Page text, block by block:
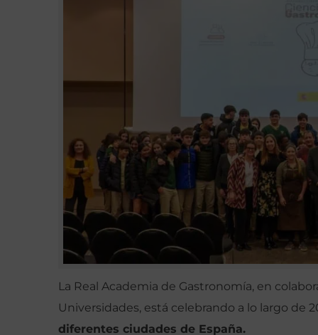
La Real Academia de Gastronomía, en
Universidades, está celebrando a lo largo de
diferentes ciudades de España.